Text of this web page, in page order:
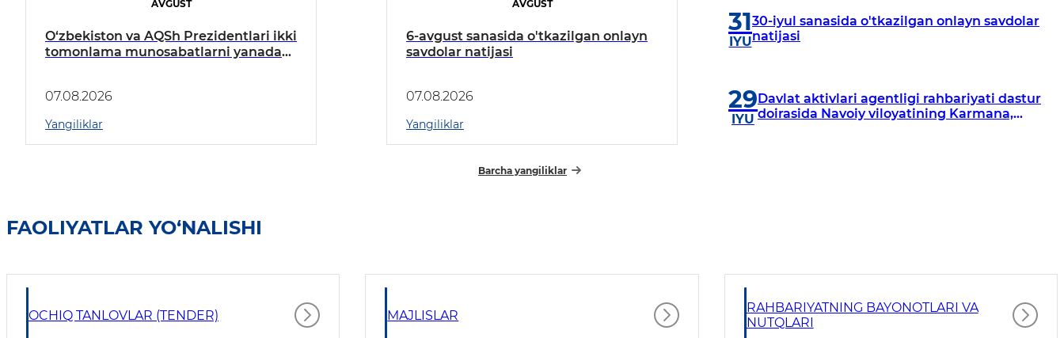
AVGUST
O‘zbekiston va AQSh Prezidentlari ikki
tomonlama munosabatlarni yanada
07.08.2026
Yangiliklar
AVGUST
6-avgust sanasida o'tkazilgan onlayn
savdolar natijasi
07.08.2026
Yangiliklar
31
IYU
30-iyul sanasida o'tkazilgan onlayn savdolar
natijasi
29
IYU
Davlat aktivlari agentligi rahbariyati dastur
doirasida Navoiy viloyatining Karmana,
Barcha yangiliklar
FAOLIYATLAR YO‘NALISHI
OCHIQ TANLOVLAR (TENDER) MAJLISLAR
RAHBARIYATNING BAYONOTLARI VA
NUTQLARI